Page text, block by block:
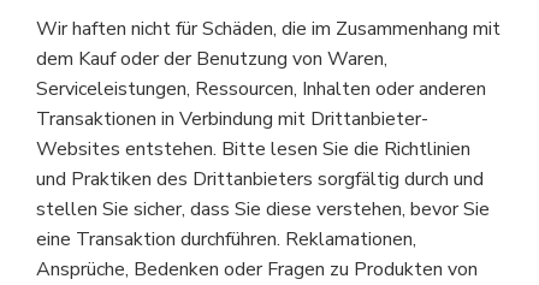
Wir haften nicht für Schäden, die im Zusammenhang mit
dem Kauf oder der Benutzung von Waren,
Serviceleistungen, Ressourcen, Inhalten oder anderen
Transaktionen in Verbindung mit Drittanbieter-
Websites entstehen. Bitte lesen Sie die Richtlinien
und Praktiken des Drittanbieters sorgfältig durch und
stellen Sie sicher, dass Sie diese verstehen, bevor Sie
eine Transaktion durchführen. Reklamationen,
Ansprüche, Bedenken oder Fragen zu Produkten von